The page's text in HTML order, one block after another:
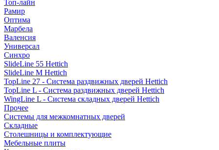
Топ-лайн
Рамир
Оптима
Марбела
Валенсия
Универсал
Синхро
SlideLine 55 Hettich
SlideLine M Hettich
TopLine 27 - Система раздвижных дверей Hettich
TopLine L - Система раздвижных дверей Hettich
WingLine L - Система складных дверей Hettich
Прочее
Системы для межкомнатных дверей
Складные
Столешницы и комплектующие
Мебельные плиты